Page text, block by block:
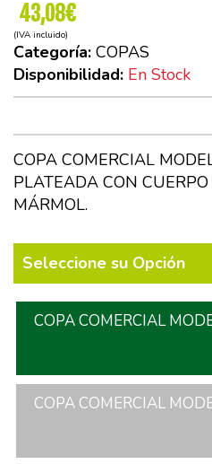
43,08€
(IVA incluido)
Categoría: COPAS
Disponibilidad: En Stock
COPA COMERCIAL
PLATEADA CON
MÁRMOL.
Seleccione su Opción
COPA COMERCIAL
COPA COMERCIAL